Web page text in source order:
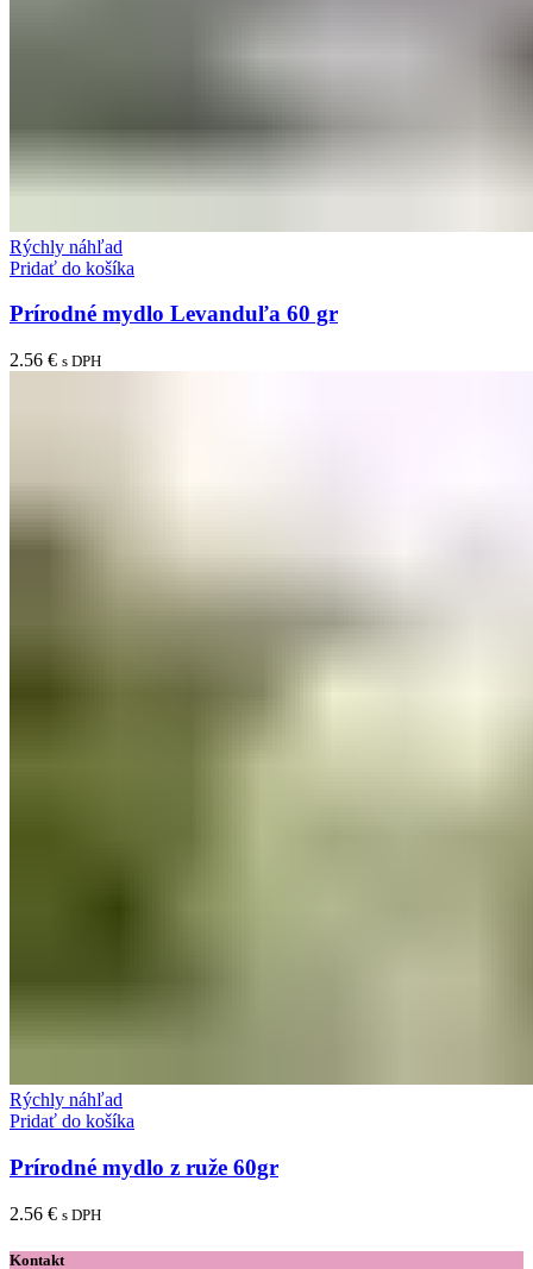
Rýchly náhľad
Pridať do košíka
Prírodné mydlo Levanduľa 60 gr
2.56 € s DPH
Rýchly náhľad
Pridať do košíka
Prírodné mydlo z ruže 60gr
2.56 € s DPH
Kontakt